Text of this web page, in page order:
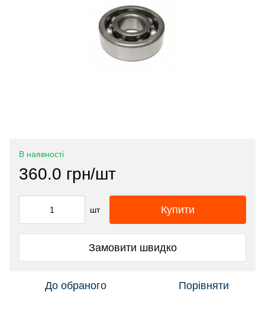
В наявності
360.0 грн/шт
шт Купити
Замовити швидко
До обраного Порівняти